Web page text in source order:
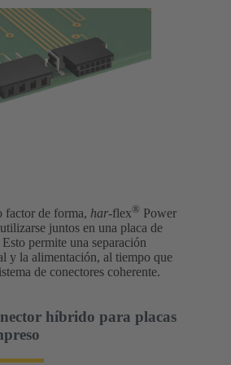
factor de forma, har-flex® Power
juntos en una placa de
permite una separación
y la alimentación, al tiempo que
de conectores coherente.
híbrido para placas